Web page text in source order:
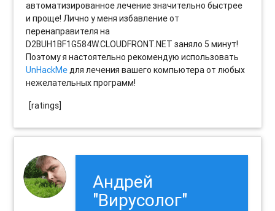
автоматизированное лечение значительно быстрее
и проще! Лично у меня избавление от
перенаправителя на
D2BUH1BF1G584W.CLOUDFRONT.NET заняло 5 минут!
Поэтому я настоятельно рекомендую использовать
UnHackMe для лечения вашего компьютера от любых
нежелательных программ!
[ratings]
Андрей
"Вирусолог"